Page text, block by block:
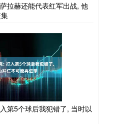
拉赫还能代表红军出战, 他
第5个球后我犯错了, 当时以